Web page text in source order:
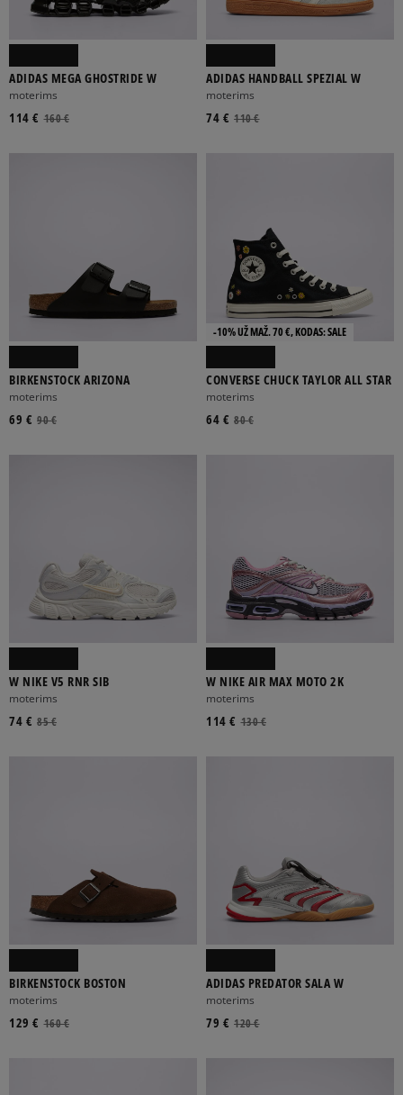
ADIDAS MEGA GHOSTRIDE W
moterims
160 €
114 €
ADIDAS HANDBALL SPEZIAL W
moterims
110 €
74 €
BIRKENSTOCK ARIZONA
moterims
90 €
69 €
-10% UŽ MAŽ. 70 €, KODAS: SALE
CONVERSE CHUCK TAYLOR ALL STAR
moterims
80 €
64 €
W NIKE V5 RNR SIB
moterims
85 €
74 €
W NIKE AIR MAX MOTO 2K
moterims
130 €
114 €
BIRKENSTOCK BOSTON
moterims
160 €
129 €
ADIDAS PREDATOR SALA W
moterims
120 €
79 €